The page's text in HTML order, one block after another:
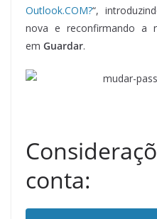
Outlook.COM?“,
nova e reconfirmando a
em Guardar.
conta: